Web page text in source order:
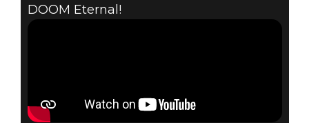
ETERNAL W
DOOM Eternal!